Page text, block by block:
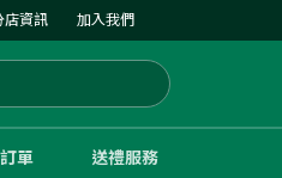
店資訊 加入我們
單 送禮服務